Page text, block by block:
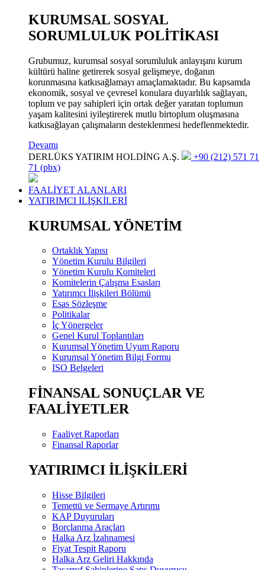
KURUMSAL SOSYAL
SORUMLULUK POLİTİKASI
Grubumuz, kurumsal sosyal sorumluluk anlayışını kurum
kültürü haline getirerek sosyal gelişmeye, doğanın
korunmasına katkısağlamayı amaçlamaktadır. Bu kapsamda
ekonomik, sosyal ve çevresel konulara duyarlılık sağlayan,
toplum ve pay sahipleri için ortak değer yaratan toplumun
yaşam kalitesini iyileştirerek mutlu birtoplum oluşmasına
katkısağlayan çalışmaların desteklenmesi hedeflenmektedir.
Devamı
DERLÜKS YATIRIM HOLDİNG A.Ş.
+90 (212) 571 71
71 (pbx)
FAALİYET ALANLARI
YATIRIMCI İLİŞKİLERİ
KURUMSAL YÖNETİM
Ortaklık Yapısı
Yönetim Kurulu Bilgileri
Yönetim Kurulu Komiteleri
Komitelerin Çalışma Esasları
Yatırımcı İlişkileri Bölümü
Esas Sözleşme
Politikalar
İç Yönergeler
Genel Kurul Toplantıları
Kurumsal Yönetim Uyum Raporu
Kurumsal Yönetim Bilgi Formu
ISO Belgeleri
FİNANSAL SONUÇLAR VE
FAALİYETLER
Faaliyet Raporları
Finansal Raporlar
YATIRIMCI İLİŞKİLERİ
Hisse Bilgileri
Temettü ve Sermaye Artırımı
KAP Duyuruları
Borçlanma Araçları
Halka Arz İzahnamesi
Fiyat Tespit Raporu
Halka Arz Geliri Hakkında